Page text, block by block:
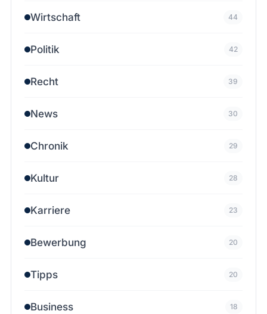
Wirtschaft 44
Politik 42
Recht 39
News 30
Chronik 29
Kultur 28
Karriere 23
Bewerbung 20
Tipps 20
Business 18